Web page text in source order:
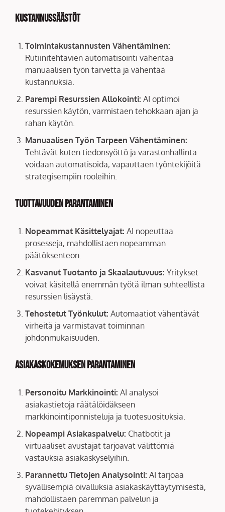
Kustannussäästöt
Toimintakustannusten Vähentäminen:
Rutiinitehtävien automatisointi vähentää
manuaalisen työn tarvetta ja vähentää
kustannuksia.
Parempi Resurssien Allokointi: AI optimoi
resurssien käytön, varmistaen tehokkaan ajan ja
rahan käytön.
Manuaalisen Työn Tarpeen Vähentäminen:
Tehtävät kuten tiedonsyöttö ja varastonhallinta
voidaan automatisoida, vapauttaen työntekijöitä
strategisempiin rooleihin.
Tuottavuuden Parantaminen
Nopeammat Käsittelyajat: AI nopeuttaa
prosesseja, mahdollistaen nopeamman
päätöksenteon.
Kasvanut Tuotanto ja Skaalautuvuus: Yritykset
voivat käsitellä enemmän työtä ilman suhteellista
resurssien lisäystä.
Tehostetut Työnkulut: Automaatiot vähentävät
virheitä ja varmistavat toiminnan
johdonmukaisuuden.
Asiakaskokemuksen Parantaminen
Personoitu Markkinointi: AI analysoi
asiakastietoja räätälöidäkseen
markkinointiponnisteluja ja tuotesuosituksia.
Nopeampi Asiakaspalvelu: Chatbotit ja
virtuaaliset avustajat tarjoavat välittömiä
vastauksia asiakaskyselyihin.
Parannettu Tietojen Analysointi: AI tarjoaa
syvällisempiä oivalluksia asiakaskäyttäytymisestä,
mahdollistaen paremman palvelun ja